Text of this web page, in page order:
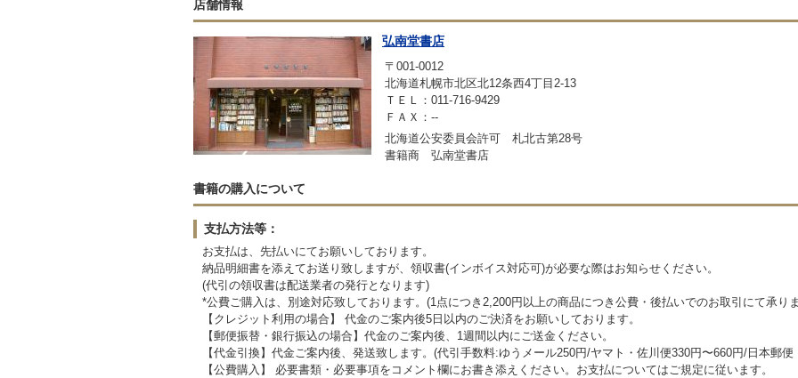
店舗情報
弘南堂書店
〒001-0012
北海道札幌市北区北12条西4丁目2-13
ＴＥＬ：011-716-9429
ＦＡＸ：--
北海道公安委員会許可 札北古第28号
書籍商 弘南堂書店
書籍の購入について
支払方法等：
お支払は、先払いにてお願いしております。
納品明細書を添えてお送り致しますが、領収書(インボイス対応可)が必要な際はお知らせください。
(代引の領収書は配送業者の発行となります)
*公費ご購入は、別途対応致しております。(1点につき2,200円以上の商品につき公費・後払いでのお取引にて承り
【クレジット利用の場合】 代金のご案内後5日以内のご決済をお願いしております。
【郵便振替・銀行振込の場合】代金のご案内後、1週間以内にご送金ください。
【代金引換】代金ご案内後、発送致します。(代引手数料:ゆうメール250円/ヤマト・佐川便330円〜660円/日本郵
【公費購入】 必要書類・必要事項をコメント欄にお書き添えください。お支払についてはご規定に従います。